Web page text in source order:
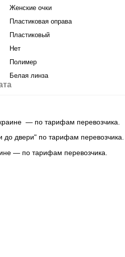
Женские очки
Пластиковая оправа
Пластиковый
Нет
Полимер
Белая линза
— по тарифам перевозчика.
до двери" по тарифам перевозчика.
— по тарифам перевозчика.